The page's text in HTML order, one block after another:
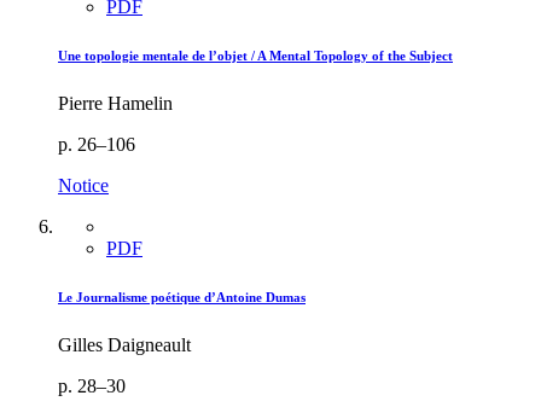
PDF
Une topologie mentale de l’objet / A Mental Topology of the Subject
Pierre Hamelin
p. 26–106
Notice
PDF
Le Journalisme poétique d’Antoine Dumas
Gilles Daigneault
p. 28–30